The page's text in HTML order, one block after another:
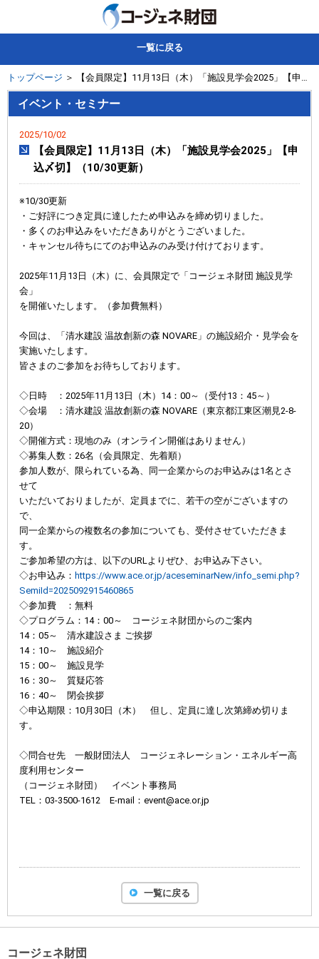
一覧に戻る
トップページ ＞ 【会員限定】11月13日（木）「施設見学会2025」【申込〆切】（10/30更新）
イベント・セミナー
2025/10/02
【会員限定】11月13日（木）「施設見学会2025」【申
込〆切】（10/30更新）
※10/30更新
・ご好評につき定員に達したため申込みを締め切りました。
・多くのお申込みをいただきありがとうございました。
・キャンセル待ちにてのお申込みのみ受け付けております。
2025年11月13日（木）に、会員限定で「コージェネ財団 施設見学
会」
を開催いたします。（参加費無料）
今回は、「清水建設 温故創新の森 NOVARE」の施設紹介・見学会を
実施いたします。
皆さまのご参加をお待ちしております。
◇日時 ：2025年11月13日（木）14：00～（受付13：45～）
◇会場 ：清水建設 温故創新の森 NOVARE（東京都江東区潮見2-8-
20）
◇開催方式：現地のみ（オンライン開催はありません）
◇募集人数：26名（会員限定、先着順）
参加人数が、限られている為、同一企業からのお申込みは1名とさ
せて
いただいておりましたが、定員までに、若干の空がございますの
で、
同一企業からの複数名の参加についても、受付させていただきま
す。
ご参加希望の方は、以下のURLよりぜひ、お申込み下さい。
◇お申込み： https://www.ace.or.jp/aceseminarNew/info_semi.php?
SemiId=2025092915460865
◇参加費 ：無料
◇プログラム：14：00～ コージェネ財団からのご案内
14：05～ 清水建設さま ご挨拶
14：10～ 施設紹介
15：00～ 施設見学
16：30～ 質疑応答
16：40～ 閉会挨拶
◇申込期限：10月30日（木） 但し、定員に達し次第締め切りま
す。
◇問合せ先 一般財団法人 コージェネレーション・エネルギー高
度利用センター
（コージェネ財団） イベント事務局
TEL：03-3500-1612 E-mail：event@ace.or.jp
一覧に戻る
コージェネ財団